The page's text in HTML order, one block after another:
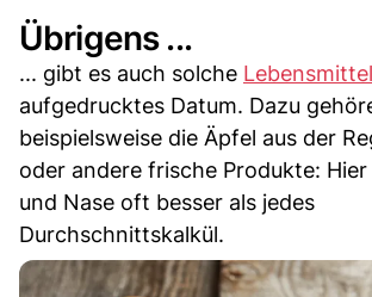
Übrigens ...
... gibt es auch solche Lebensmittel
aufgedrucktes Datum. Dazu
beispielsweise die Äpfel aus der
oder andere frische Produkte:
und Nase oft besser als jedes
Durchschnittskalkül.